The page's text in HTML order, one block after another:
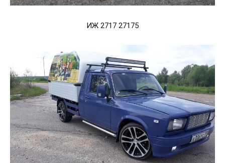
ИЖ 2717 27175